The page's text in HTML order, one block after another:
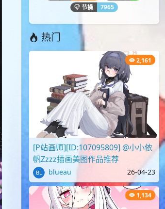
节操
7965
热门
2,161
[P站画师][ID:107095809] @小小依
帆Zzzz插画美图作品推荐
blueau 26-04-23
1,134